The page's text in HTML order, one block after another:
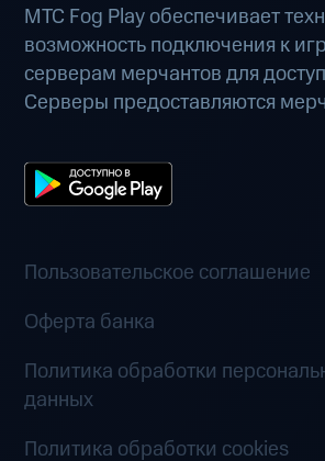
МТС Fog Play обеспечивает
возможность подключения к
серверам мерчантов для
Серверы предоставляются
Пользовательское соглашение
Оферта банка
Политика обработки
данных
Политика обработки cookies